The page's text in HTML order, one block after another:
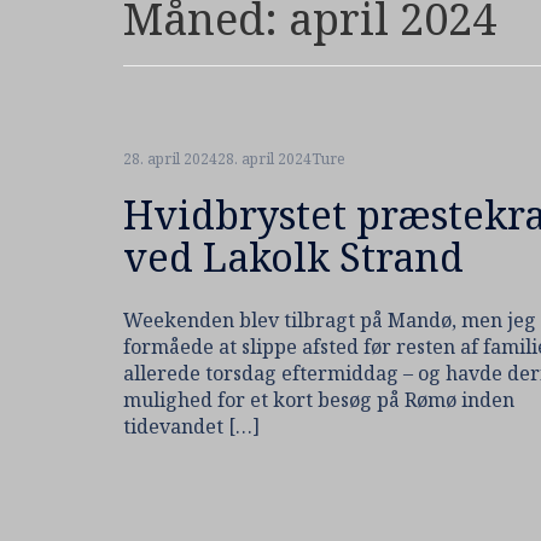
Måned: april 2024
28. april 202428. april 2024Ture
Hvidbrystet
ved Lakolk Strand
Weekenden blev tilbragt på Mandø, men jeg
formåede at slippe afsted før resten af
allerede torsdag eftermiddag – og havde
mulighed for et kort besøg på Rømø inden
tidevandet […]